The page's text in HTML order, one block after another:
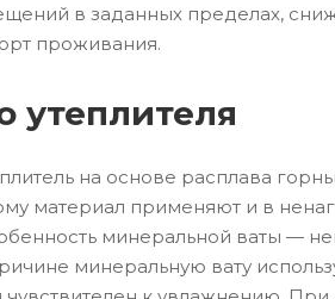
в заданных пределах,
проживания.
утеплителя
на основе расплава
материал применяют и в
минеральной ваты —
минеральную вату